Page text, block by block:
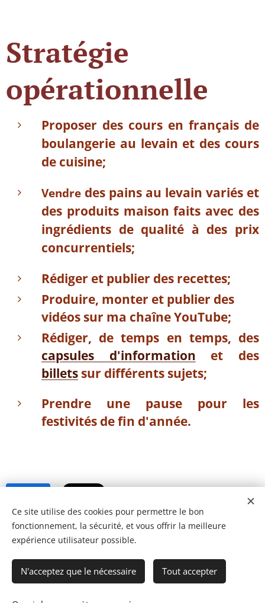
Stratégie
opérationnelle
Proposer des cours en français de
boulangerie au levain et des cours
de cuisine;
Vendre des pains au levain variés et
des produits maison faits avec des
ingrédients de qualité à des prix
concurrentiels;
Rédiger et publier des recettes;
Produire, monter et publier des
vidéos sur ma chaîne YouTube;
Rédiger, de temps en temps, des
capsules d'information et des
billets sur différents sujets;
Prendre une pause pour les
festivités de fin d'année.
Ce site utilise des cookies pour permettre le bon
fonctionnement, la sécurité, et vous offrir la meilleure
expérience utilisateur possible.
N'acceptez que le nécessaire Tout accepter